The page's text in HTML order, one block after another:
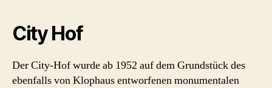
City Hof
Der City-Hof wurde ab 1952 auf dem Grundstück des
ebenfalls von Klophaus entworfenen monumentalen